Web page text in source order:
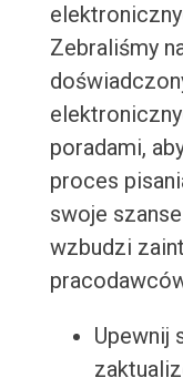
Zebraliśmy
poradami,
proces
swoje
wzbudzi
Upewnij